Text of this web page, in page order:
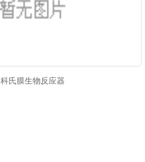
科氏膜生物反应器